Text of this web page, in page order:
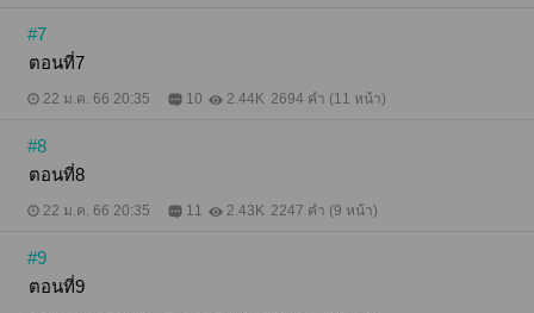
#7
ตอนที่7
22 ม.ค. 66 20:35 10 2.44K 2694 คำ (11 หน้า)
#8
ตอนที่8
22 ม.ค. 66 20:35 11 2.43K 2247 คำ (9 หน้า)
#9
ตอนที่9